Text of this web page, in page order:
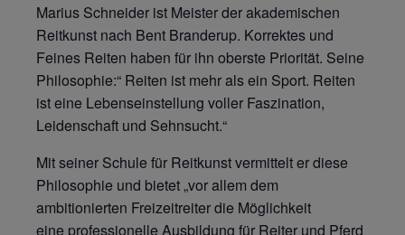
Marius Schneider ist Meister der akademischen
Reitkunst nach Bent Branderup. Korrektes und
Feines Reiten haben für ihn oberste Priorität. Seine
Philosophie:“ Reiten ist mehr als ein Sport. Reiten
ist eine Lebenseinstellung voller Faszination,
Leidenschaft und Sehnsucht.“
Mit seiner Schule für Reitkunst vermittelt er diese
Philosophie und bietet „vor allem dem
ambitionierten Freizeitreiter die Möglichkeit
eine professionelle Ausbildung für Reiter und Pferd